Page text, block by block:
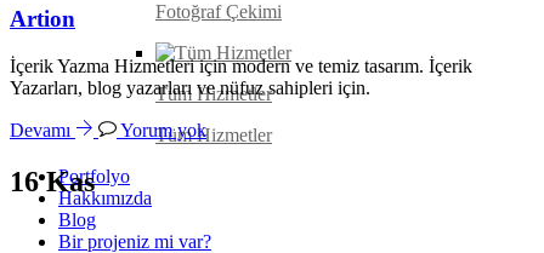
Fotoğraf Çekimi
Tüm Hizmetler
Tüm Hizmetler
Portfolyo
Hakkımızda
Blog
Bir projeniz mi var?
Artion
İçerik Yazma Hizmetleri için modern ve temiz tasarım. İçerik
Yazarları, blog yazarları ve nüfuz sahipleri için.
Devamı Yorum yok
16Kas